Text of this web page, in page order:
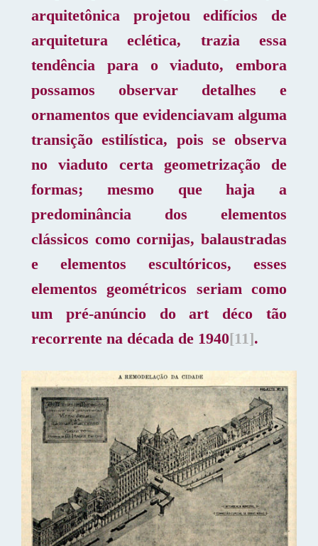
arquitetônica projetou edifícios de
arquitetura eclética, trazia essa
tendência para o viaduto, embora
possamos observar detalhes e
ornamentos que evidenciavam alguma
transição estilística, pois se observa
no viaduto certa geometrização de
formas; mesmo que haja a
predominância dos elementos
clássicos como cornijas, balaustradas
e elementos escultóricos, esses
elementos geométricos seriam como
um pré-anúncio do art déco tão
recorrente na década de 1940[11].